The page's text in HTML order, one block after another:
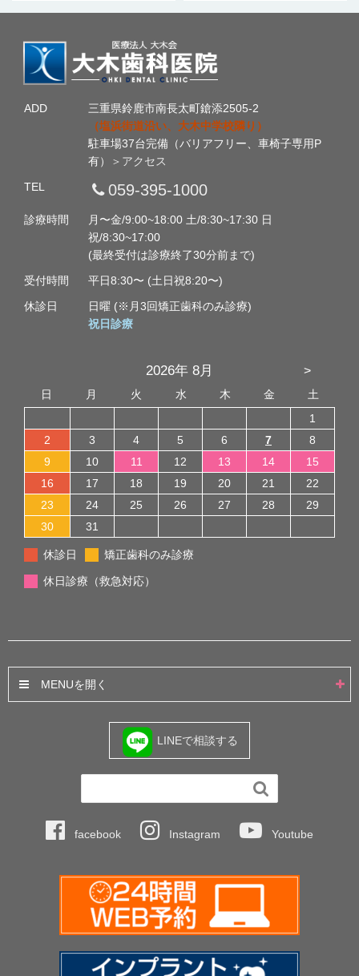
ADD
三重県鈴鹿市南長太町鎗添2505-2
（塩浜街道沿い、大木中学校隣り）
駐車場37台完備（バリアフリー、車椅子専用P
有）
＞アクセス
TEL
059-395-1000
診療時間
月〜金/9:00~18:00 土/8:30~17:30 日
祝/8:30~17:00
(最終受付は診療終了30分前まで)
受付時間
平日8:30〜 (土日祝8:20〜)
休診日
日曜 (※月3回矯正歯科のみ診療)
祝日診療
>
2026年 8月
日 月 火 水 木 金
土
1
2
3 4 5 6 7
8
9
10 11 12 13 14
15
16
17 18 19 20 21
22
23
24 25 26 27 28
29
30
31
休診日 矯正歯科のみ診療
休日診療（救急対応）
MENU
LINEで相談する

facebook Instagram Youtube